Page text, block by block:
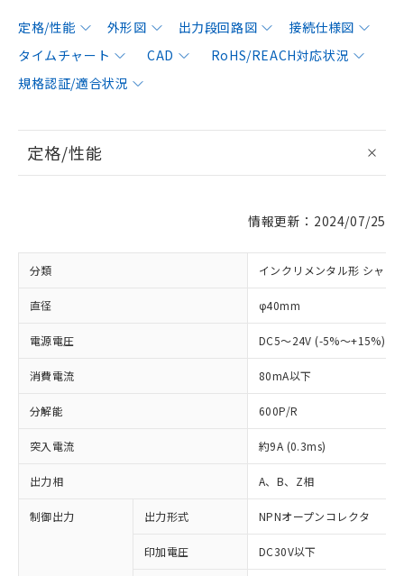
定格/性能 外形図 出力段回路図
接続仕様図
タイムチャート
CAD
RoHS/REACH対応状況
規格認証/適合状況
定格/性能
情報更新：2024/07/25
分類 インクリメンタル形 シャフ
直径 φ40mm
電源電圧 DC5～24V (-5%～+15%)
消費電流 80mA以下
分解能 600P/R
突入電流 約9A (0.3ms)
出力相 A、B、Z相
制御出力 出力形式 NPNオープンコレクタ
印加電圧 DC30V以下